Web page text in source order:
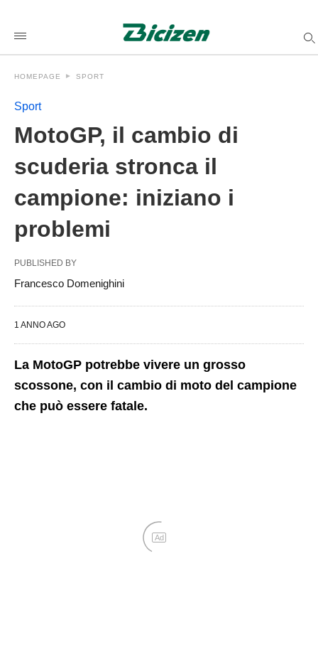
/2025/07/07/motogp-
cambio-
scuderia-
campione-
iniziano-
HOMEPAGE SPORT
Sport
MotoGP, il cambio di
scuderia stronca il
campione: iniziano i
problemi
PUBLISHED BY
Francesco Domenighini
1 ANNO AGO
La MotoGP potrebbe vivere un grosso
scossone, con il cambio di moto del campione
che può essere fatale.
Ad